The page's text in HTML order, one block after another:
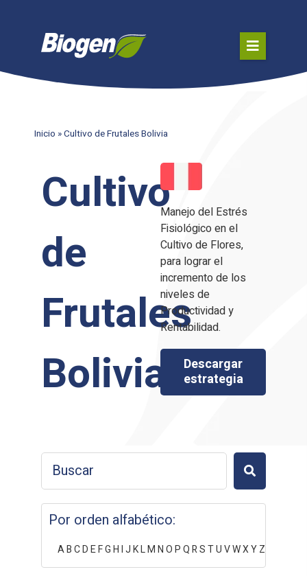
Inicio »Cultivo de Frutales Bolivia
Cultivo
de
Frutales
Bolivia
Manejo del Estrés
Fisiológico en el
Cultivo de Flores,
para lograr el
incremento de los
niveles de
Productividad y
Rentabilidad.
Descargar
estrategia
Por orden alfabético:
ABCDEFGHIJKLMNOPQRSTUVWXYZ